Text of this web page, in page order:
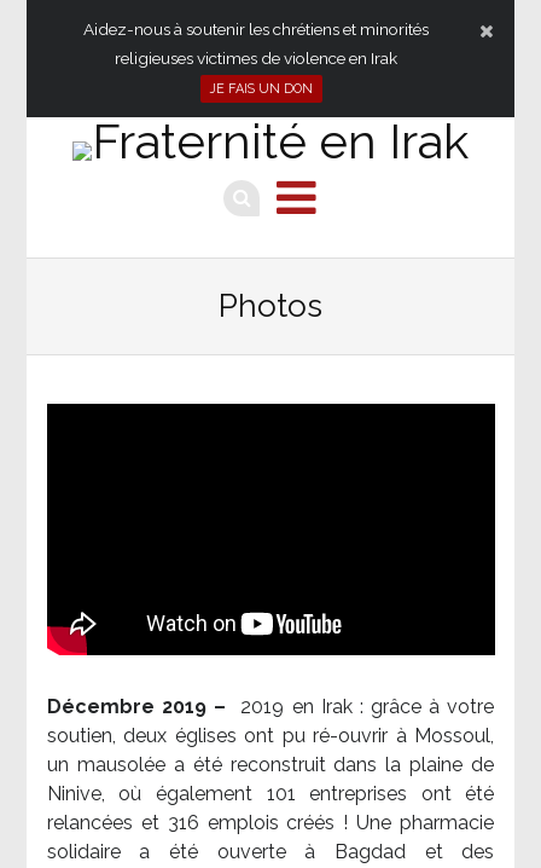
Aidez-nous à soutenir les chrétiens et minorités
religieuses victimes de violence en Irak
JE FAIS UN DON
Photos
Décembre 2019 – 2019 en Irak : grâce à votre
soutien, deux églises ont pu ré-ouvrir à Mossoul,
un mausolée a été reconstruit dans la plaine de
Ninive, où également 101 entreprises ont été
relancées et 316 emplois créés ! Une pharmacie
solidaire a été ouverte à Bagdad et des